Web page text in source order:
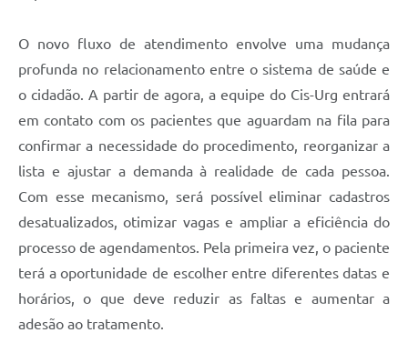
O novo fluxo de atendimento envolve uma mudança
profunda no relacionamento entre o sistema de saúde e
o cidadão. A partir de agora, a equipe do Cis-Urg entrará
em contato com os pacientes que aguardam na fila para
confirmar a necessidade do procedimento, reorganizar a
lista e ajustar a demanda à realidade de cada pessoa.
Com esse mecanismo, será possível eliminar cadastros
desatualizados, otimizar vagas e ampliar a eficiência do
processo de agendamentos. Pela primeira vez, o paciente
terá a oportunidade de escolher entre diferentes datas e
horários, o que deve reduzir as faltas e aumentar a
adesão ao tratamento.